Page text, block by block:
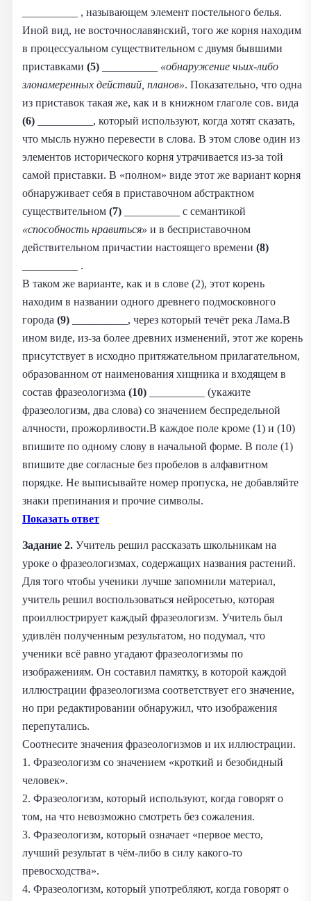
__________ , называющем элемент постельного белья.
Иной вид, не восточнославянский, того же корня находим
в процессуальном существительном с двумя бывшими
приставками (5)
«обнаружение чьих-либо
злонамеренных действий, планов». Показательно, что одна
из приставок такая же, как и в книжном глаголе сов. вида
(6) __________, который используют, когда хотят сказать,
что мысль нужно перевести в слова. В этом слове один из
элементов исторического корня утрачивается из-за той
самой приставки. В «полном» виде этот же вариант корня
обнаруживает себя в приставочном абстрактном
существительном (7) __________ с семантикой
«способность нравиться» и в бесприставочном
действительном причастии настоящего времени (8)
__________ .
В таком же варианте, как и в слове (2), этот корень
находим в названии одного древнего подмосковного
города (9) __________, через который течёт река Лама.В
ином виде, из-за более древних изменений, этот же корень
присутствует в исходно притяжательном прилагательном,
образованном от наименования хищника и входящем в
состав фразеологизма (10) __________ (укажите
фразеологизм, два слова) со значением беспредельной
алчности, прожорливости.В каждое поле кроме (1) и (10)
впишите по одному слову в начальной форме. В поле (1)
впишите две согласные без пробелов в алфавитном
порядке. Не выписывайте номер пропуска, не добавляйте
знаки препинания и прочие символы.
Показать ответ
Задание 2. Учитель решил рассказать школьникам на
уроке о фразеологизмах, содержащих названия растений.
Для того чтобы ученики лучше запомнили материал,
учитель решил воспользоваться нейросетью, которая
проиллюстрирует каждый фразеологизм. Учитель был
удивлён полученным результатом, но подумал, что
ученики всё равно угадают фразеологизмы по
изображениям. Он составил памятку, в которой каждой
иллюстрации фразеологизма соответствует его значение,
но при редактировании обнаружил, что изображения
перепутались.
Соотнесите значения фразеологизмов и их иллюстрации.
1. Фразеологизм со значением «кроткий и безобидный
человек».
2. Фразеологизм, который используют, когда говорят о
том, на что невозможно смотреть без сожаления.
3. Фразеологизм, который означает «первое место,
лучший результат в чём-либо в силу какого-то
превосходства».
4. Фразеологизм, который употребляют, когда говорят о